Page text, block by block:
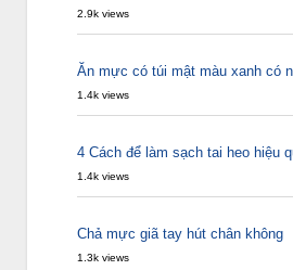
2.9k views
Ăn mực có túi mật màu xanh có
1.4k views
4 Cách để làm sạch tai heo hiệu
1.4k views
Chả mực giã tay hút chân không
1.3k views